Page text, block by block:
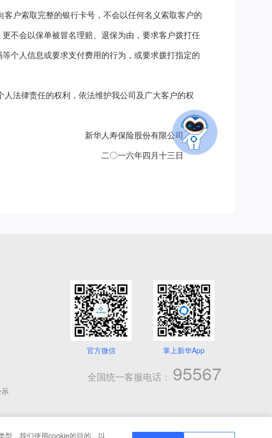
型、我们使用cookie的目的，以
户索取完整的银行卡号，不会以任何名义索取客户的
不会以保单被冒名理赔、退保为由，要求客户拨打任
个人信息或要求支付费用的行为，或要求拨打指定的
法律责任的权利，依法维护我公司及广大客户的权
新华人寿保险股份有限公司
二〇一六年四月十三日
官方微信 掌上新华App
全国统一客服电话： 95567